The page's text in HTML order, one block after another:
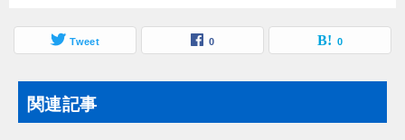
Tweet 0 0
関連記事